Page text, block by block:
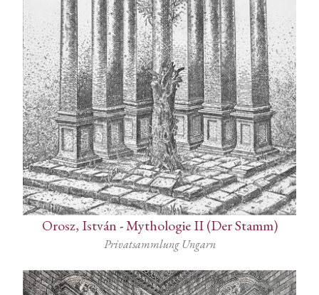
Orosz, István-Mythologie II (Der Stamm)
Privatsammlung Ungarn